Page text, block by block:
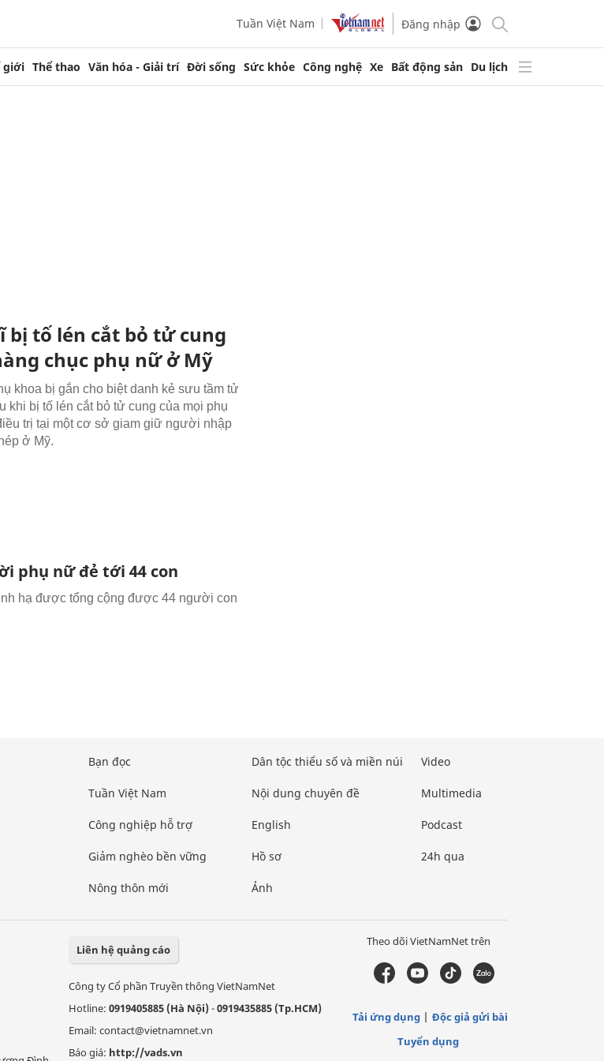
Tuần Việt Nam Đăng nhập
giới Thể thao Văn hóa - Giải trí Đời sống Sức khỏe Công nghệ Xe Bất động sản Du lịch
bị tố lén cắt bỏ tử cung
chục phụ nữ ở Mỹ
khoa bị gắn cho biệt danh kẻ sưu tầm tử
khi bị tố lén cắt bỏ tử cung của mọi phụ
trị tại một cơ sở giam giữ người nhập
ở Mỹ.
phụ nữ đẻ tới 44 con
hạ được tổng cộng được 44 người con
Bạn đọc
Tuần Việt Nam
Công nghiệp hỗ trợ
Giảm nghèo bền vững
Nông thôn mới
Dân tộc thiểu số và miền núi
Nội dung chuyên đề
English
Hồ sơ
Ảnh
Video
Multimedia
Podcast
24h qua
Liên hệ quảng cáo
Công ty Cổ phần Truyền thông VietNamNet
Hotline: 0919405885 (Hà Nội)-0919435885 (Tp.HCM)
Email: contact@vietnamnet.vn
Báo giá: http://vads.vn
Theo dõi VietNamNet trên
Tải ứng dụng
Độc giả gửi bài
Tuyển dụng